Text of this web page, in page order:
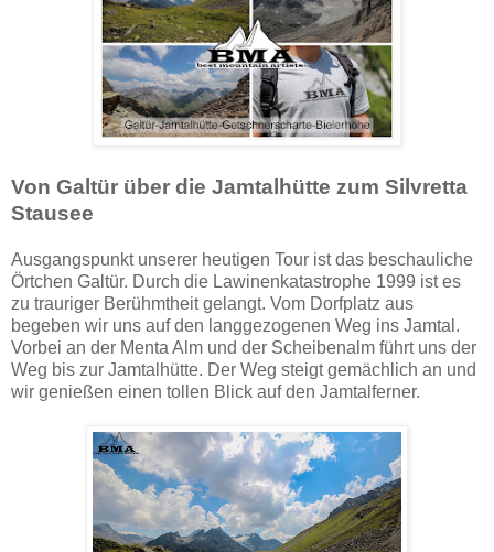
Von Galtür über die Jamtalhütte zum Silvretta
Stausee
Ausgangspunkt unserer heutigen Tour ist das beschauliche
Örtchen Galtür. Durch die Lawinenkatastrophe 1999 ist es
zu trauriger Berühmtheit gelangt. Vom Dorfplatz aus
begeben wir uns auf den langgezogenen Weg ins Jamtal.
Vorbei an der Menta Alm und der Scheibenalm führt uns der
Weg bis zur Jamtalhütte. Der Weg steigt gemächlich an und
wir genießen einen tollen Blick auf den Jamtalferner.